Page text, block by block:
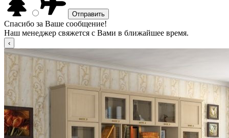
Спасибо за Ваше сообщение!
Наш менеджер свяжется с Вами в ближайшее время.